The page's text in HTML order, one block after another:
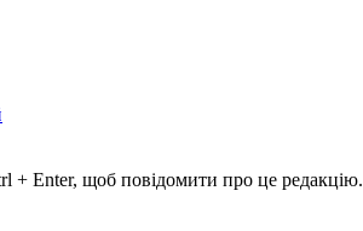
+ Enter, щоб повідомити про це редакцію.